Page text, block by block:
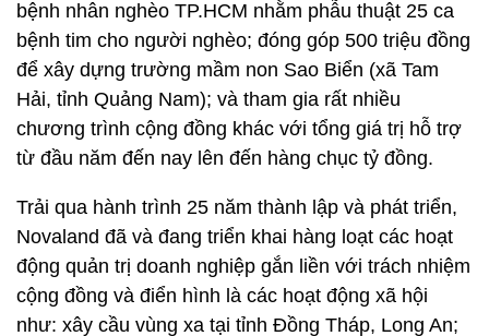
bệnh nhân nghèo TP.HCM nhằm phẫu thuật 25 ca
bệnh tim cho người nghèo; đóng góp 500 triệu đồng
để xây dựng trường mầm non Sao Biển (xã Tam
Hải, tỉnh Quảng Nam); và tham gia rất nhiều
chương trình cộng đồng khác với tổng giá trị hỗ trợ
từ đầu năm đến nay lên đến hàng chục tỷ đồng.
Trải qua hành trình 25 năm thành lập và phát triển,
Novaland đã và đang triển khai hàng loạt các hoạt
động quản trị doanh nghiệp gắn liền với trách nhiệm
cộng đồng và điển hình là các hoạt động xã hội
như: xây cầu vùng xa tại tỉnh Đồng Tháp, Long An;